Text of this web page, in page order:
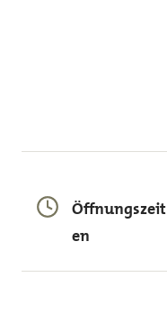
Öffnungszeit
en